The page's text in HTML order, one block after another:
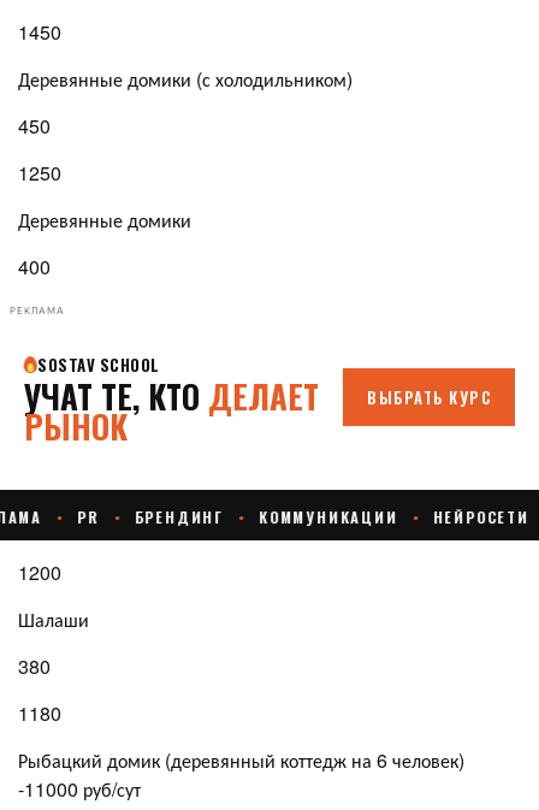
1450
Деревянные домики (с холодильником)
450
1250
Деревянные домики
400
РЕКЛАМА
1200
Шалаши
380
1180
Рыбацкий домик (деревянный коттедж на 6 человек)
-11000 руб/сут